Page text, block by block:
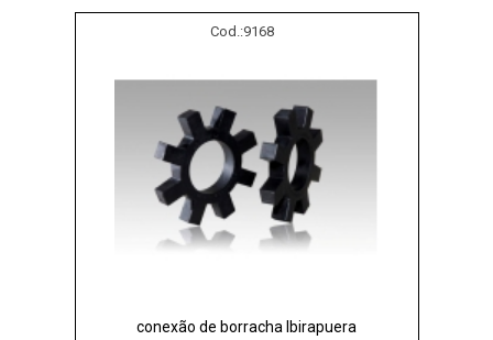
Cod.:9168
conexão de borracha Ibirapuera